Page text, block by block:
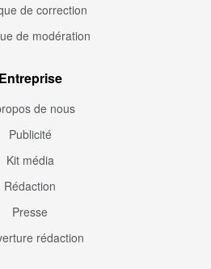
de correction
de modération
Entreprise
de nous
Publicité
Kit média
Rédaction
Presse
rédaction